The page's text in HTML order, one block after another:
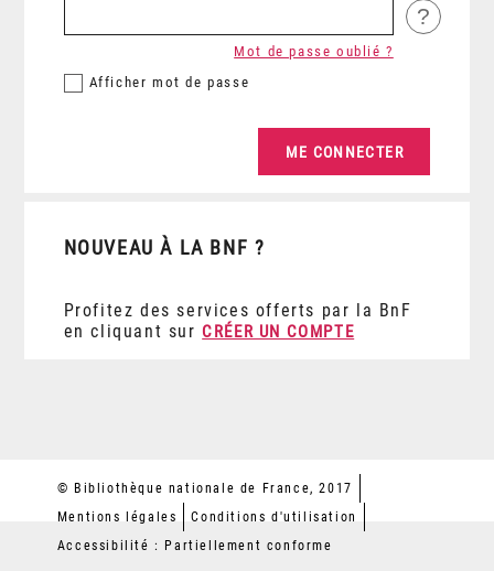
?
Afficher mot de passe
Mot de passe oublié ?
NOUVEAU À LA BNF ?
Profitez des services offerts par la BnF
en cliquant sur CRÉER UN COMPTE
© Bibliothèque nationale de France, 2017
Mentions légales
Conditions d'utilisation
Accessibilité : Partiellement conforme